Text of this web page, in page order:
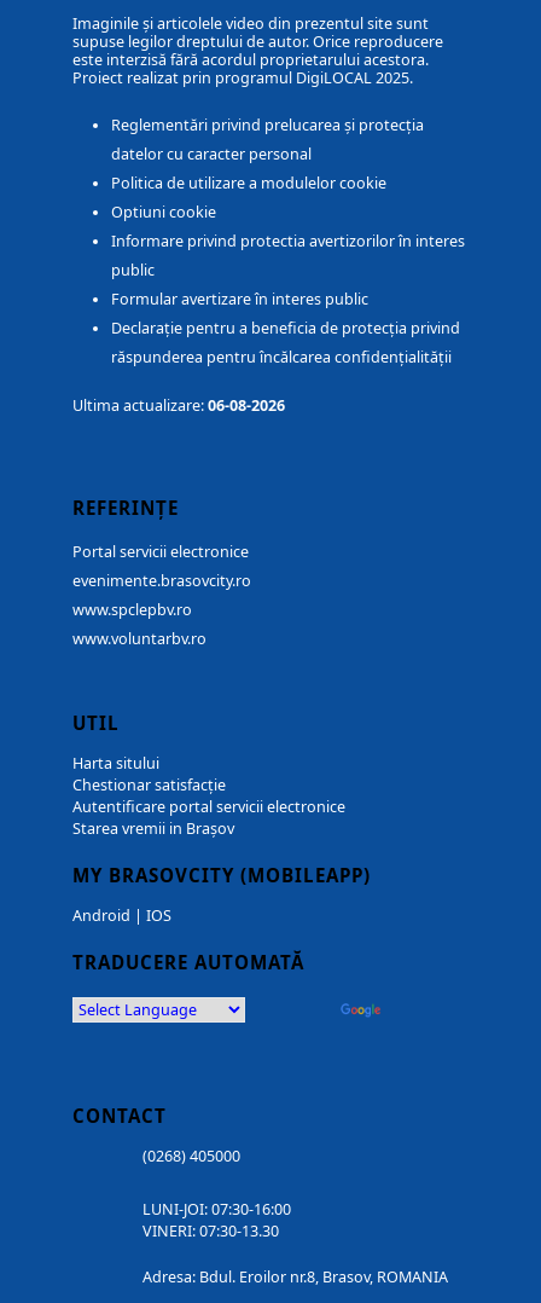
Imaginile și articolele video din prezentul site sunt
supuse legilor dreptului de autor. Orice reproducere
este interzisă fără acordul proprietarului acestora.
Proiect realizat prin programul DigiLOCAL 2025.
Reglementări privind prelucarea și protecția
datelor cu caracter personal
Politica de utilizare a modulelor cookie
Optiuni cookie
Informare privind protectia avertizorilor în interes
public
Formular avertizare în interes public
Declarație pentru a beneficia de protecția privind
răspunderea pentru încălcarea confidențialității
Ultima actualizare:06-08-2026
REFERINȚE
Portal servicii electronice
evenimente.brasovcity.ro
www.spclepbv.ro
www.voluntarbv.ro
UTIL
Harta sitului
Chestionar satisfacție
Autentificare portal servicii electronice
Starea vremii in Brașov
MY BRASOVCITY (MOBILEAPP)
Android | IOS
TRADUCERE AUTOMATĂ
CONTACT
(0268) 405000
LUNI-JOI: 07:30-16:00
VINERI: 07:30-13.30
Adresa: Bdul. Eroilor nr.8, Brasov, ROMANIA